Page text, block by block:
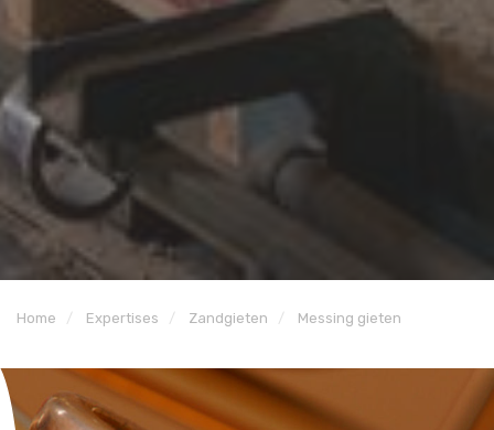
Home Expertises Zandgieten Messing gieten